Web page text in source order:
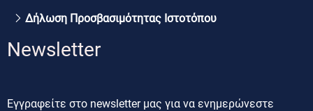
Δήλωση Προσβασιμότητας Ιστοτόπου
Newsletter
Εγγραφείτε στο newsletter μας για να ενημερώνεστε